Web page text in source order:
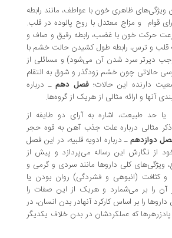
ویژگی‌های ظاهری خون با عواطف، مانند رابطه
قوام و مزاج معتدل با روح پالوده در قلب.
حرکت خون با غضب، رابطه رقیق و صاف و
و ترس، رابطه طول کشیدن حالت خشم با
دیرتر سرد شدن آن می‌شود) و مسائلی از
حالاتی چون خشم زودگذر و شوق به انتقام
دارنده این حالات؛ فصل دهم ـ درباره
آنها و ارائه مثالی از هریک از گروه‌ها.
حد طبیعت، اشاره به آرای دو طایفه از
ذکر مثالی درباره علت جذب آهن به قوه حجر
دوازدهمـ درباره ادویه قلبیه، در این فصل
از نگارش این رساله می‌پردازد و پیش از
ویژگی‌های کلی داروها مانند سردی و گرمی و
(انبوهی و فشردگی) روان بودن یا
را بر می‌شمارد و هریک از این صفات را
را بر اساس کارکرد آنهادر بدن انسان، در
که عملکردشان در بدن خلاف یکدیگر